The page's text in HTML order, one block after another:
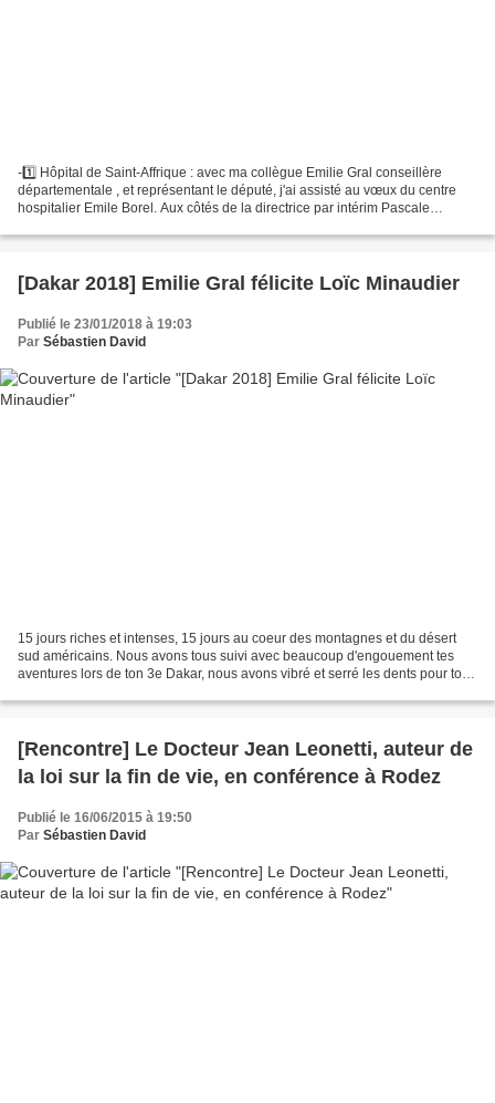
-1️⃣ Hôpital de Saint-Affrique : avec ma collègue Emilie Gral conseillère
départementale , et représentant le député, j'ai assisté au vœux du centre
hospitalier Emile Borel. Aux côtés de la directrice par intérim Pascale
[Dakar 2018] Emilie Gral félicite Loïc Minaudier
Publié le 23/01/2018 à 19:03
Par Sébastien David
15 jours riches et intenses, 15 jours au coeur des montagnes et du désert
sud américains. Nous avons tous suivi avec beaucoup d'engouement tes
aventures lors de ton 3e Dakar, nous avons vibré et serré les dents pour toi
[Rencontre] Le Docteur Jean Leonetti, auteur de
la loi sur la fin de vie, en conférence à Rodez
Publié le 16/06/2015 à 19:50
Par Sébastien David